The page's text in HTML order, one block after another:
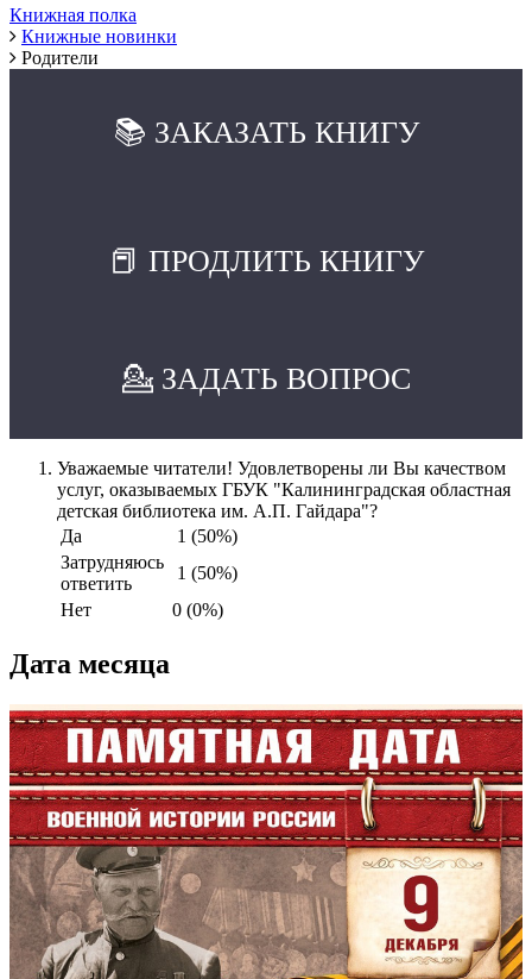
Книжная полка
Книжные новинки
Родители
📚 ЗАКАЗАТЬ КНИГУ
📕 ПРОДЛИТЬ КНИГУ
💁 ЗАДАТЬ ВОПРОС
Уважаемые читатели! Удовлетворены ли Вы качеством
услуг, оказываемых ГБУК "Калининградская областная
детская библиотека им. А.П. Гайдара"?
Да
1 (50%)
Затрудняюсь
ответить
1 (50%)
Нет
0 (0%)
Дата месяца